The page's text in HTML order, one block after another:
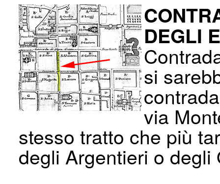
DEGLI
si
via
stesso tratto che più
degli Argentieri o degli